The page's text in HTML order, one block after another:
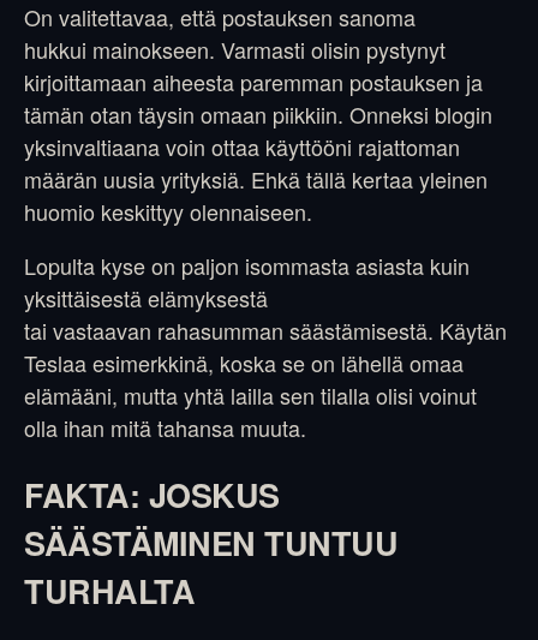
On valitettavaa, että postauksen sanoma
hukkui mainokseen. Varmasti olisin pystynyt
kirjoittamaan aiheesta paremman postauksen ja
tämän otan täysin omaan piikkiin. Onneksi blogin
yksinvaltiaana voin ottaa käyttööni rajattoman
määrän uusia yrityksiä. Ehkä tällä kertaa yleinen
huomio keskittyy olennaiseen.
Lopulta kyse on paljon isommasta asiasta kuin
yksittäisestä elämyksestä
tai vastaavan rahasumman säästämisestä. Käytän
Teslaa esimerkkinä, koska se on lähellä omaa
elämääni, mutta yhtä lailla sen tilalla olisi voinut
olla ihan mitä tahansa muuta.
FAKTA: JOSKUS
SÄÄSTÄMINEN TUNTUU
TURHALTA